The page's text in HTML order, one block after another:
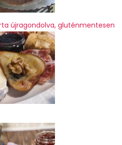
újragondolva, gluténmentesen